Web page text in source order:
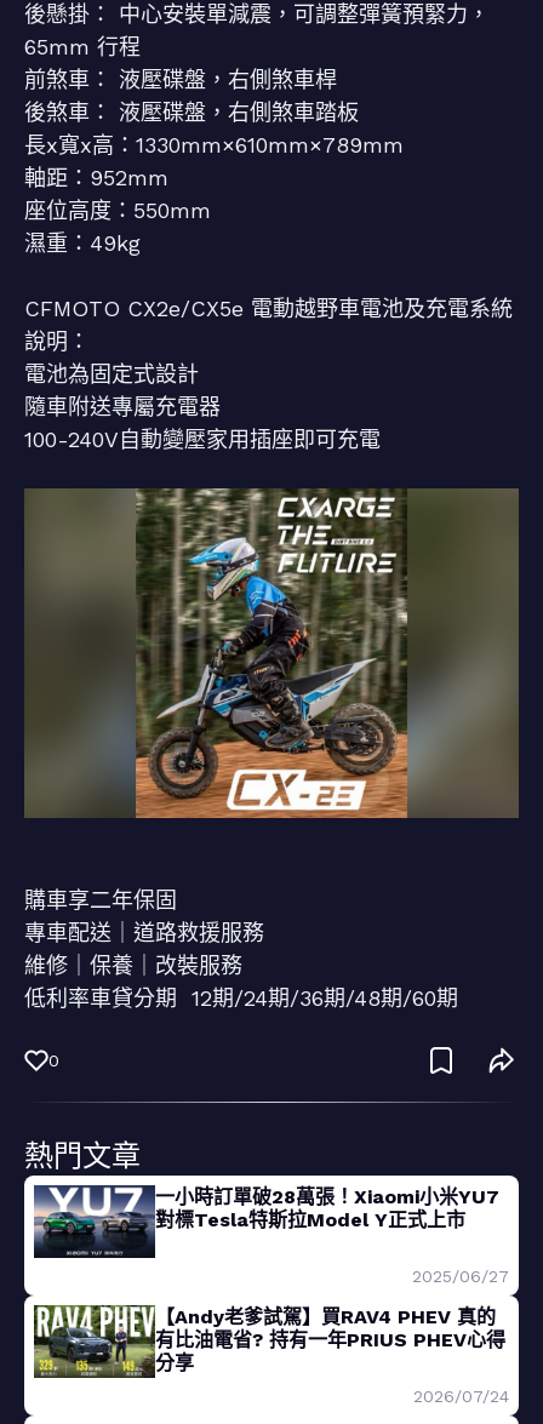
後懸掛： 中心安裝單減震，可調整彈簧預緊力，
65mm 行程
前煞車： 液壓碟盤，右側煞車桿
後煞車： 液壓碟盤，右側煞車踏板
長x寬x高：1330mm×610mm×789mm
軸距：952mm
座位高度：550mm
濕重：49kg
CFMOTO CX2e/CX5e 電動越野車電池及充電系統
說明：
電池為固定式設計
隨車附送專屬充電器
100-240V自動變壓家用插座即可充電
購車享二年保固
專車配送｜道路救援服務
維修｜保養｜改裝服務
低利率車貸分期 12期/24期/36期/48期/60期
0
熱門文章
一小時訂單破28萬張！Xiaomi小米YU7
對標Tesla特斯拉Model Y正式上市
2025/06/27
【Andy老爹試駕】買RAV4 PHEV 真的
有比油電省? 持有一年PRIUS PHEV心得
分享
2026/07/24